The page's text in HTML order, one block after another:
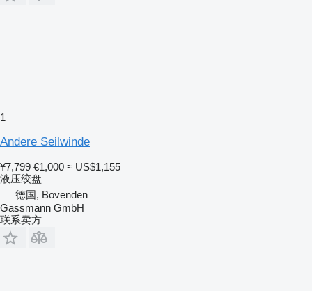
1
Andere Seilwinde
¥7,799 €1,000 ≈ US$1,155
液压绞盘
德国, Bovenden
Gassmann GmbH
联系卖方